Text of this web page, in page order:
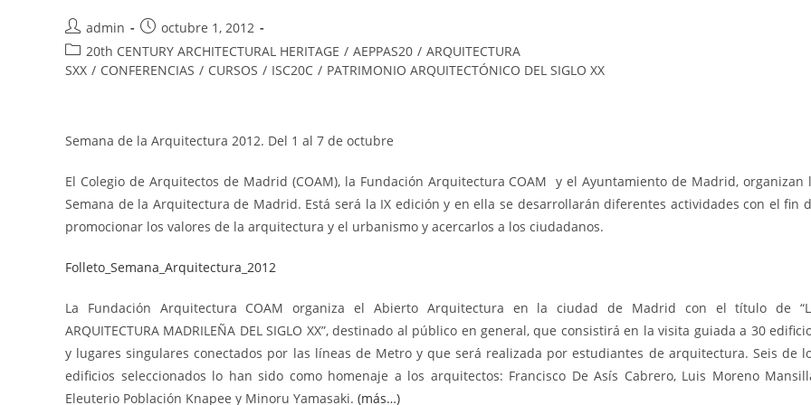
admin
octubre 1, 2012
20th CENTURY ARCHITECTURAL HERITAGE / AEPPAS20 / ARQUITECTURA
SXX / CONFERENCIAS / CURSOS / ISC20C / PATRIMONIO ARQUITECTÓNICO DEL SIGLO XX
Semana de la Arquitectura 2012. Del 1 al 7 de octubre
El Colegio de Arquitectos de Madrid (COAM), la Fundación Arquitectura COAM y el Ayuntamiento de Madrid, organizan
Semana de la Arquitectura de Madrid. Está será la IX edición y en ella se desarrollarán diferentes actividades con el fin
promocionar los valores de la arquitectura y el urbanismo y acercarlos a los ciudadanos.
Folleto_Semana_Arquitectura_2012
La Fundación Arquitectura COAM organiza el Abierto Arquitectura en la ciudad de Madrid con el título de
ARQUITECTURA MADRILEÑA DEL SIGLO XX”, destinado al público en general, que consistirá en la visita guiada a 30
y lugares singulares conectados por las líneas de Metro y que será realizada por estudiantes de arquitectura. Seis de
edificios seleccionados lo han sido como homenaje a los arquitectos: Francisco De Asís Cabrero, Luis Moreno
Eleuterio Población Knapee y Minoru Yamasaki. (más…)